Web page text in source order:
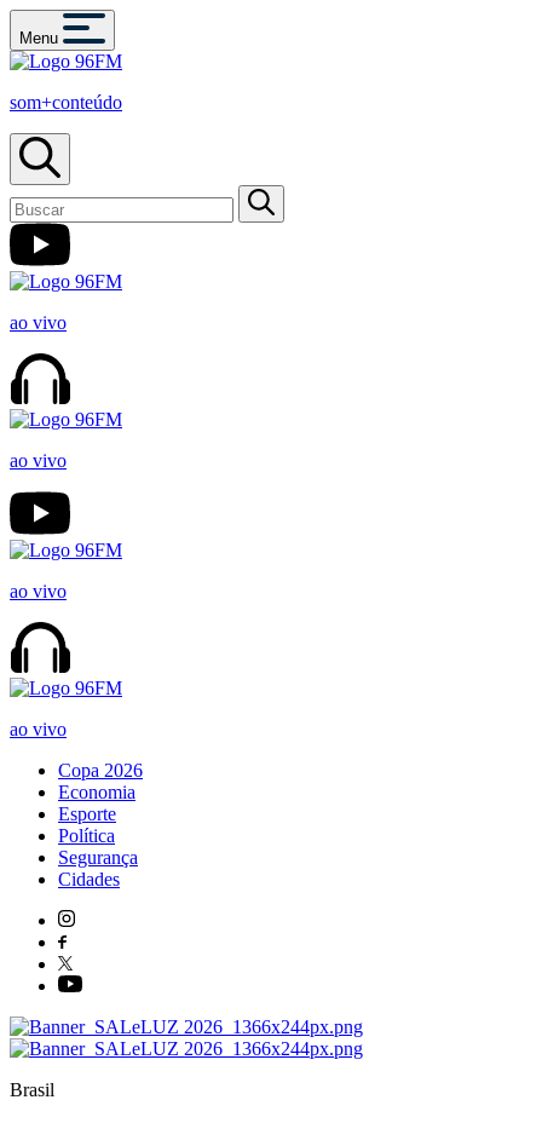
Menu
som+conteúdo
ao vivo
ao vivo
ao vivo
ao vivo
Copa 2026
Economia
Esporte
Política
Segurança
Cidades
Brasil